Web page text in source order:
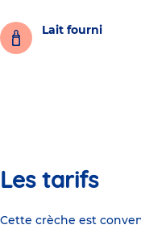
Lait fourni
Les tarifs
Cette crèche est